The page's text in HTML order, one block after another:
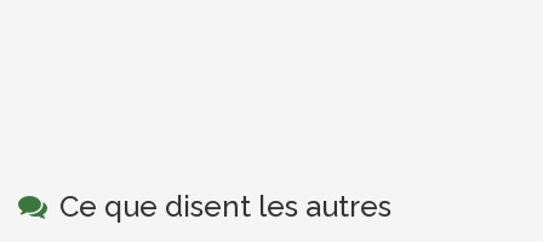
Ce que disent les autres